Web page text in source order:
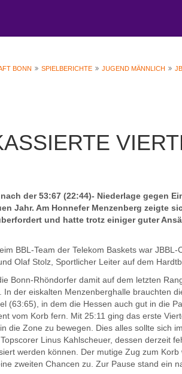
BONN SPIELBERICHTE JUGEND MÄNNLICH
der 53:67 (22:44)- Niederlage gegen
Jahr. Am Honnefer Menzenberg zeigte
und hatte trotz einiger guter
BBL-Team der Telekom Baskets war
Olaf Stolz, Sportlicher Leiter auf dem
Bonn-Rhöndorfer damit auf dem letzten
der eiskalten Menzenberghalle brauchten
(63:65), in dem die Hessen auch gut in die
vom Korb fern. Mit 25:11 ging das erste
die Zone zu bewegen. Dies alles sollte sich
Linus Kahlscheuer, dessen derzeit
werden können. Der mutige Zug zum
zweiten Chancen zu. Zur Pause stand ein